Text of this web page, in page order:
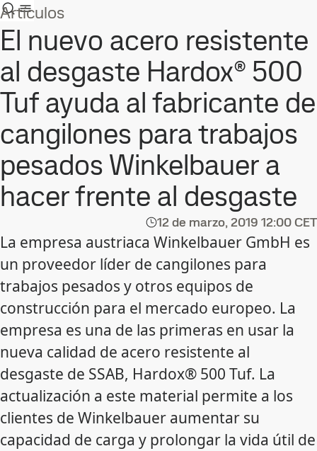
Artículos
El nuevo acero resistente
al desgaste Hardox® 500
Tuf ayuda al fabricante de
cangilones para trabajos
pesados Winkelbauer a
hacer frente al desgaste
12 de marzo, 2019 12:00 CET
La empresa austriaca Winkelbauer GmbH es
un proveedor líder de cangilones para
trabajos pesados y otros equipos de
construcción para el mercado europeo. La
empresa es una de las primeras en usar la
nueva calidad de acero resistente al
desgaste de SSAB, Hardox® 500 Tuf. La
actualización a este material permite a los
clientes de Winkelbauer aumentar su
capacidad de carga y prolongar la vida útil de